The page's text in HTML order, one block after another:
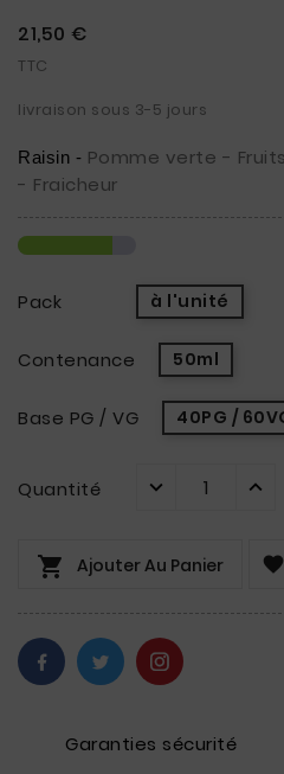
21,50 €
TTC
livraison sous 3-5 jours
Raisin - Pomme verte -
- Fraicheur
Pack à l'unité
Contenance 50ml
Base PG / VG 40PG /
Quantité
 Ajouter Au Panier 
Garanties sécurité